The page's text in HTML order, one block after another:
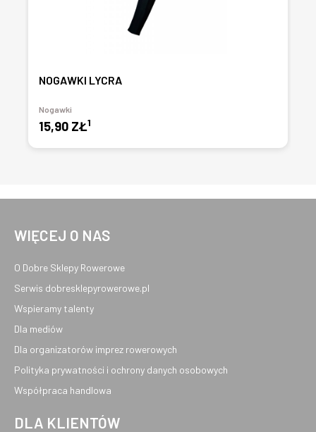
NOGAWKI LYCRA
Nogawki
15,90 ZŁ1
WIĘCEJ O NAS
O Dobre Sklepy Rowerowe
Serwis dobresklepyrowerowe.pl
Wspieramy talenty
Dla mediów
Dla organizatorów imprez rowerowych
Polityka prywatności i ochrony danych osobowych
Współpraca handlowa
DLA KLIENTÓW